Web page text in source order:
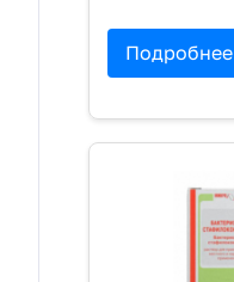
Подробнее